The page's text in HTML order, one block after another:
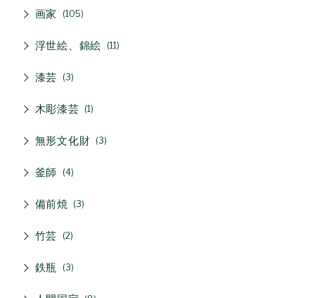
画家 105
浮世絵、錦絵 11
漆芸 3
木彫漆芸 1
無形文化財 3
釜師 4
備前焼 3
竹芸 2
鉄瓶 3